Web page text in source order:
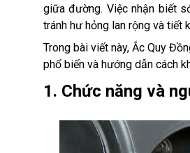
giữa đường. Việc nhận biết
tránh hư hỏng lan rộng và tiết
Trong bài viết này, Ắc Quy
phổ biến và hướng dẫn cách
1. Chức năng và